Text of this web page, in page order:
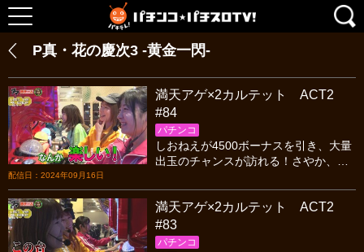
P真・花の慶次3 ‐黄金一閃‐
配信日：2024年09月16日
満天アゲ×2カルテット ACT2
#84
パチンコ
しおねえが4500ボーナスを引き、大量
出玉のチャンスが訪れる！さやか、ヒ
狂わせる、真・花の慶次3-黄金一閃-に
3人が狂喜乱舞！
満天アゲ×2カルテット ACT2
#83
パチンコ